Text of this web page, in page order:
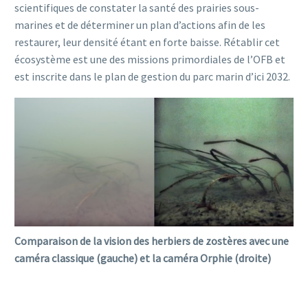
scientifiques de constater la santé des prairies sous-
marines et de déterminer un plan d’actions afin de les
restaurer, leur densité étant en forte baisse. Rétablir cet
écosystème est une des missions primordiales de l’OFB et
est inscrite dans le plan de gestion du parc marin d’ici 2032.
Comparaison de la vision des herbiers de zostères avec une
caméra classique (gauche) et la caméra Orphie (droite)